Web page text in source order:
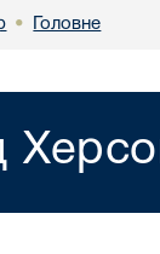
• Головне